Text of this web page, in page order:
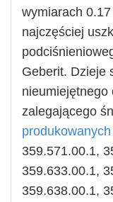
wymiarach
najczęściej
Geberit. Dzieje
nieumiejętnego
zalegającego
359.571.00.1,
359.633.00.1,
359.638.00.1,